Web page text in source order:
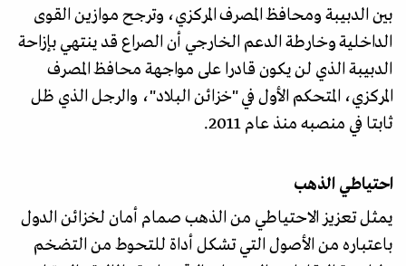
بين الدبيبة ومحافظ المصرف المركزي، وترجح موازين القوى
الداخلية وخارطة الدعم الخارجي أن الصراع قد ينتهي بإزاحة
الدبيبة الذي لن يكون قادرا على مواجهة محافظ المصرف
المركزي، المتحكم الأول في "خزائن البلاد"، والرجل الذي ظل
ثابتا في منصبه منذ عام 2011.
احتياطي الذهب
يمثل تعزيز الاحتياطي من الذهب صمام أمان لخزائن الدول
باعتباره من الأصول التي تشكل أداة للتحوط من التضخم